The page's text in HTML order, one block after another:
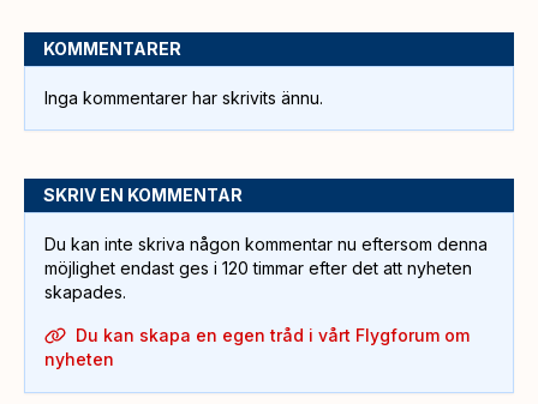
KOMMENTARER
Inga kommentarer har skrivits ännu.
SKRIV EN KOMMENTAR
Du kan inte skriva någon kommentar nu eftersom denna
möjlighet endast ges i 120 timmar efter det att nyheten
skapades.
Du kan skapa en egen tråd i vårt Flygforum om
nyheten